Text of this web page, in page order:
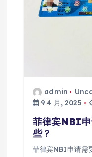
admin
9 4 月, 2025
菲律宾NBI申
些？
菲律宾NBI申请需